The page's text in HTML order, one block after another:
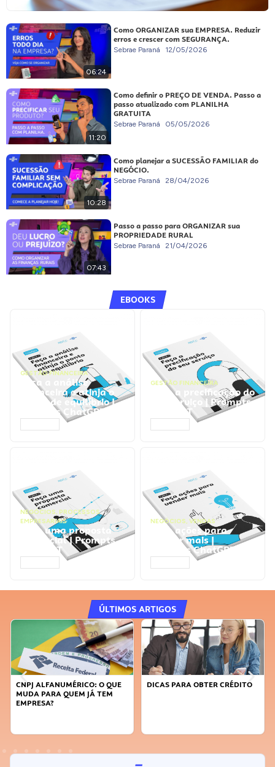
06:24
Como ORGANIZAR sua EMPRESA. Reduzir
erros e crescer com SEGURANÇA.
Sebrae Paraná 12/05/2026
11:20
Como definir o PREÇO DE VENDA. Passo a
passo atualizado com PLANILHA
GRATUITA
Sebrae Paraná 05/05/2026
10:28
Como planejar a SUCESSÃO FAMILIAR do
NEGÓCIO.
Sebrae Paraná 28/04/2026
07:43
Passo a passo para ORGANIZAR sua
PROPRIEDADE RURAL
Sebrae Paraná 21/04/2026
EBOOKS
GESTÃO FINANCEIRA
Faça a análise
financeira e atinja o
ponto de equilíbrio |
Prompts ChatGPT
GESTÃO FINANCEIRA
Faça a precificação do
seu serviço | Prompts
ChatGPT
NEGÓCIOS, PROCESSOS
EMPRESARIAIS
Faça uma proposta
comercial | Prompts
ChatGPT
NEGÓCIOS, VENDAS
Faça ações para
vender mais |
Prompts ChatGPT
ÚLTIMOS ARTIGOS
CNPJ ALFANUMÉRICO: O QUE
MUDA PARA QUEM JÁ TEM
EMPRESA?
DICAS PARA OBTER CRÉDITO